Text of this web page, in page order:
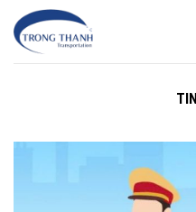
Chuyển
đến